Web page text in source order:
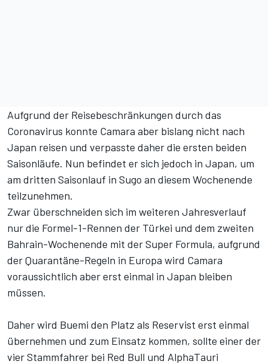
Aufgrund der Reisebeschränkungen durch das
Coronavirus konnte Camara aber bislang nicht nach
Japan reisen und verpasste daher die ersten beiden
Saisonläufe. Nun befindet er sich jedoch in Japan, um
am dritten Saisonlauf in Sugo an diesem Wochenende
teilzunehmen.
Zwar überschneiden sich im weiteren Jahresverlauf
nur die Formel-1-Rennen der Türkei und dem zweiten
Bahrain-Wochenende mit der Super Formula, aufgrund
der Quarantäne-Regeln in Europa wird Camara
voraussichtlich aber erst einmal in Japan bleiben
müssen.
Daher wird Buemi den Platz als Reservist erst einmal
übernehmen und zum Einsatz kommen, sollte einer der
vier Stammfahrer bei Red Bull und AlphaTauri